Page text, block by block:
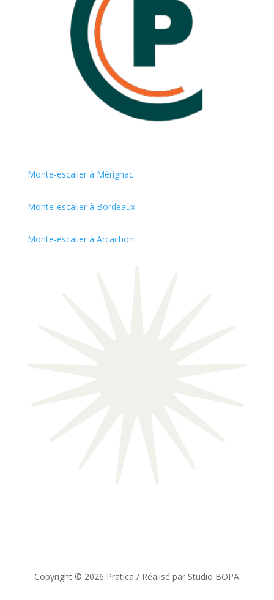
Monte-escalier à Mérignac
Monte-escalier à Bordeaux
Monte-escalier à Arcachon
Copyright © 2026 Pratica / Réalisé par Studio BOPA